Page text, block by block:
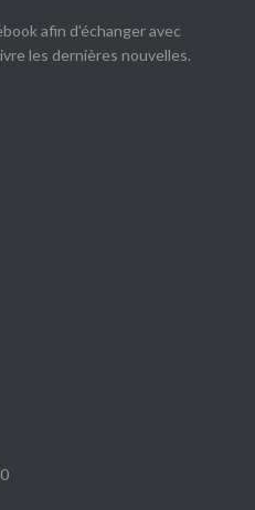
afin d'échanger avec
les dernières nouvelles.